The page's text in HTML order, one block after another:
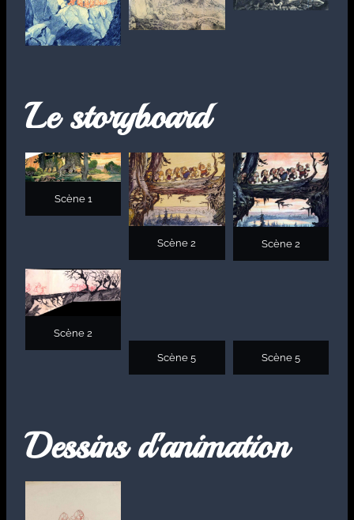
Le storyboard
Scène 1
Scène 2 Scène 2
Scène 2
Scène 5 Scène 5
Dessins d'animation